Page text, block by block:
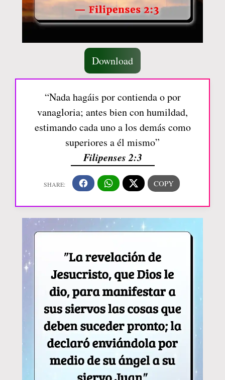
Download
“Nada hagáis por contienda o por
vanagloria; antes bien con humildad,
estimando cada uno a los demás como
superiores a él mismo”
Filipenses 2:3